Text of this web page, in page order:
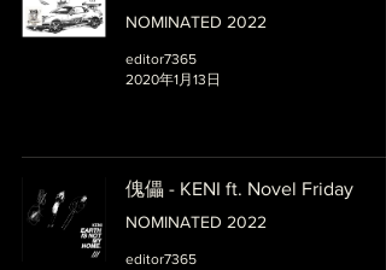
NOMINATED 2022
editor7365
2020年1月13日
傀儡 - KENI ft. Novel Friday
NOMINATED 2022
editor7365